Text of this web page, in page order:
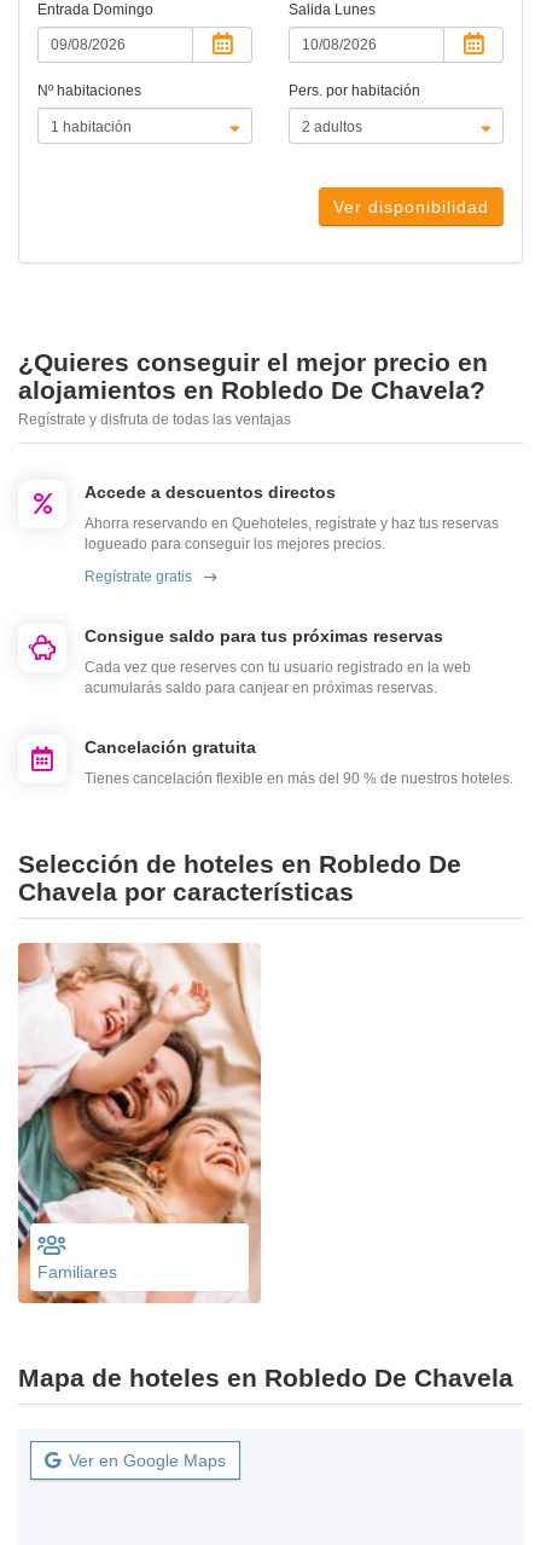
Entrada Domingo Salida Lunes
Nº habitaciones Pers. por habitación
Ver disponibilidad
¿Quieres conseguir el mejor precio en
alojamientos en Robledo De Chavela?
Regístrate y disfruta de todas las ventajas
Accede a descuentos directos
Ahorra reservando en Quehoteles, regístrate y haz tus reservas
logueado para conseguir los mejores precios.
Regístrate gratis
Consigue saldo para tus próximas reservas
Cada vez que reserves con tu usuario registrado en la web
acumularás saldo para canjear en próximas reservas.
Cancelación gratuita
Tienes cancelación flexible en más del 90 % de nuestros hoteles.
Selección de hoteles en Robledo De
Chavela por características
Familiares
Mapa de hoteles en Robledo De Chavela
Ver en Google Maps